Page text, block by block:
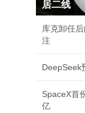
居二线
库克卸任
注
DeepSeek
SpaceX首
亿